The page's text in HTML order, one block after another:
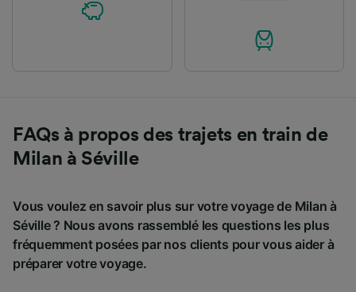
FAQs à propos des trajets en train de
Milan à Séville
Vous voulez en savoir plus sur votre voyage de Milan à
Séville ? Nous avons rassemblé les questions les plus
fréquemment posées par nos clients pour vous aider à
préparer votre voyage.